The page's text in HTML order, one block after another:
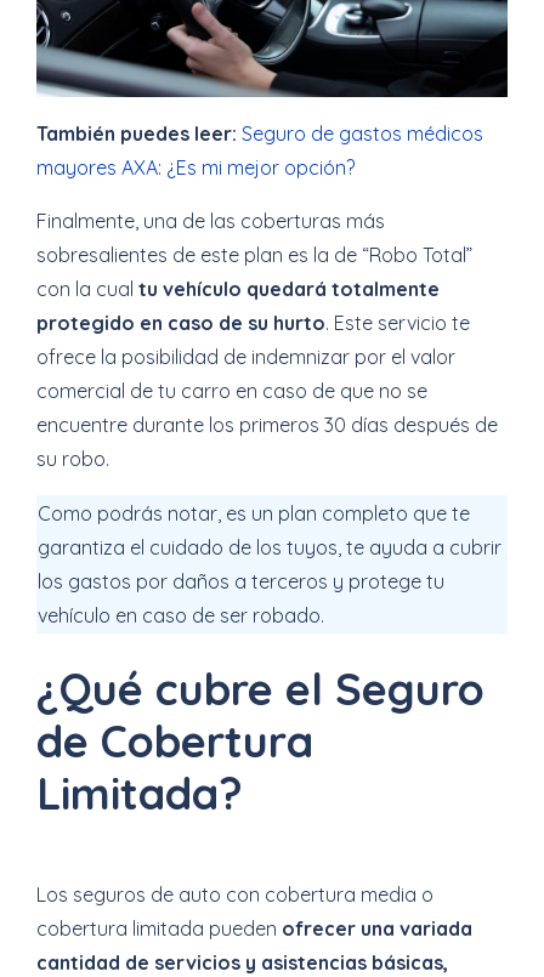
También puedes leer: Seguro de gastos médicos
mayores AXA: ¿Es mi mejor opción?
Finalmente, una de las coberturas más
sobresalientes de este plan es la de “Robo Total”
con la cual tu vehículo quedará totalmente
protegido en caso de su hurto. Este servicio te
ofrece la posibilidad de indemnizar por el valor
comercial de tu carro en caso de que no se
encuentre durante los primeros 30 días después de
su robo.
Como podrás notar, es un plan completo que te
garantiza el cuidado de los tuyos, te ayuda a cubrir
los gastos por daños a terceros y protege tu
vehículo en caso de ser robado.
¿Qué cubre el Seguro
de Cobertura
Limitada?
Los seguros de auto con cobertura media o
cobertura limitada pueden ofrecer una variada
cantidad de servicios y asistencias básicas,